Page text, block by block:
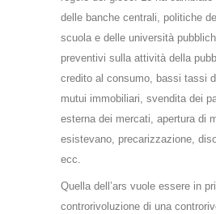
delle banche centrali, politiche
scuola e delle università
preventivi sulla attività della
credito al consumo, bassi tassi
mutui immobiliari, svendita dei
esterna dei mercati, apertura di
esistevano, precarizzazione,
ecc.
Quella dell’ars vuole essere in
controrivoluzione di una